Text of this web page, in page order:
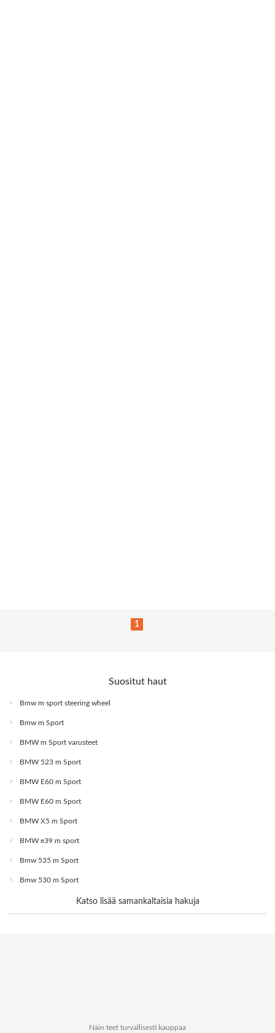
1
Suositut haut
Bmw m sport steering wheel
Bmw m Sport
BMW m Sport varusteet
BMW 523 m Sport
BMW E60 m Sport
BMW E60 m Sport
BMW X5 m Sport
BMW e39 m sport
Bmw 535 m Sport
Bmw 530 m Sport
Katso lisää samankaltaisia hakuja
Näin teet turvallisesti kauppaa